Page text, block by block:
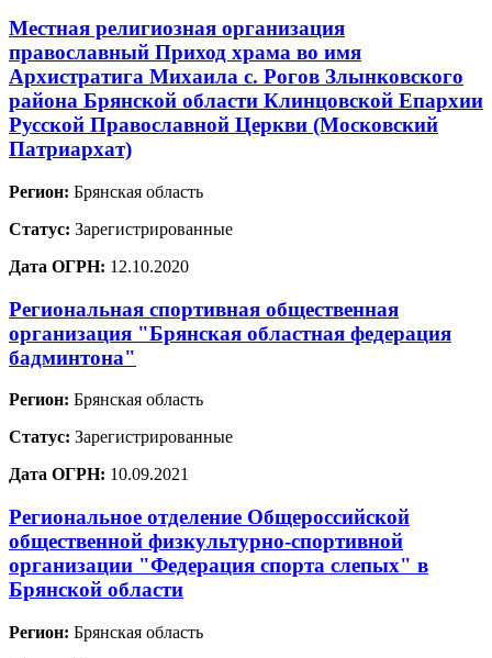
Местная религиозная организация
православный Приход храма во имя
Архистратига Михаила с. Рогов Злынковского
района Брянской области Клинцовской Епархии
Русской Православной Церкви (Московский
Патриархат)
Регион: Брянская область
Статус: Зарегистрированные
Дата ОГРН: 12.10.2020
Региональная спортивная общественная
организация "Брянская областная федерация
бадминтона"
Регион: Брянская область
Статус: Зарегистрированные
Дата ОГРН: 10.09.2021
Региональное отделение Общероссийской
общественной физкультурно-спортивной
организации "Федерация спорта слепых" в
Брянской области
Регион: Брянская область